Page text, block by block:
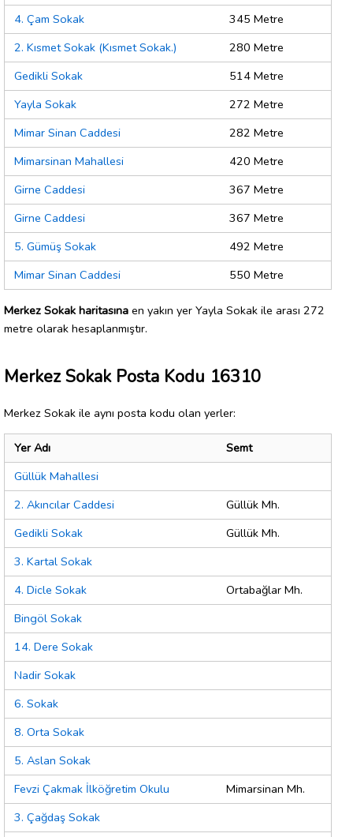
4. Çam Sokak
345 Metre
2. Kısmet Sokak (Kısmet Sokak.)
280 Metre
Gedikli Sokak
514 Metre
Yayla Sokak
272 Metre
Mimar Sinan Caddesi
282 Metre
Mimarsinan Mahallesi
420 Metre
Girne Caddesi
367 Metre
Girne Caddesi
367 Metre
5. Gümüş Sokak
492 Metre
Mimar Sinan Caddesi
550 Metre
Merkez Sokak haritasına en yakın yer Yayla Sokak ile arası 272
metre olarak hesaplanmıştır.
Merkez Sokak Posta Kodu 16310
Merkez Sokak ile aynı posta kodu olan yerler:
Yer Adı
Semt
Güllük Mahallesi
2. Akıncılar Caddesi
Güllük Mh.
Gedikli Sokak
Güllük Mh.
3. Kartal Sokak
4. Dicle Sokak
Ortabağlar Mh.
Bingöl Sokak
14. Dere Sokak
Nadir Sokak
6. Sokak
8. Orta Sokak
5. Aslan Sokak
Fevzi Çakmak İlköğretim Okulu
Mimarsinan Mh.
3. Çağdaş Sokak